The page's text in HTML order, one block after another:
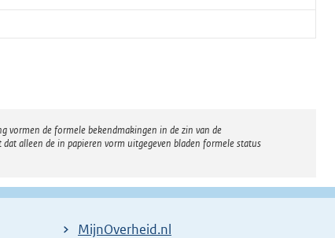
vormen de formele bekendmakingen in de zin van de
alleen de in papieren vorm uitgegeven bladen formele status
MijnOverheid.nl